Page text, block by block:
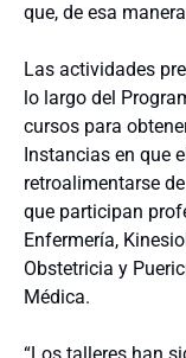
que, de esa
Las actividades
lo largo del
cursos para
Instancias en que
retroalimentarse
que participan
Enfermería,
Obstetricia y
Médica.